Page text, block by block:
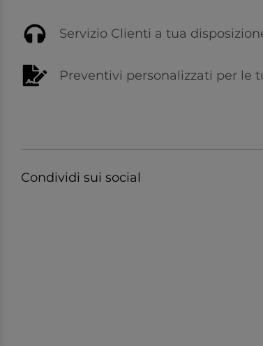
Servizio Clienti a tua
Preventivi personalizzati per le
Condividi sui social